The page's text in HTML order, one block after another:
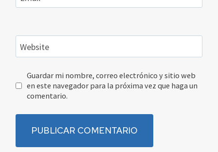
Website
Guardar mi nombre, correo electrónico y sitio web
en este navegador para la próxima vez que haga un
comentario.